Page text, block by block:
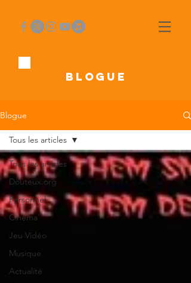
BLOGUE
Blogue
Tous les articles
Douteux.org
Personnel
Cinéma
Jeu Vidéo
Musique
Actualité
Tous les articles